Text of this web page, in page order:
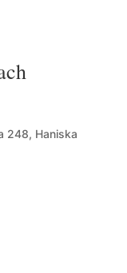
248, Haniska